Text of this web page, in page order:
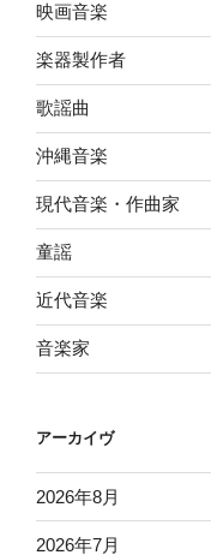
映画音楽
楽器製作者
歌謡曲
沖縄音楽
現代音楽・作曲家
童謡
近代音楽
音楽家
アーカイヴ
2026年8月
2026年7月